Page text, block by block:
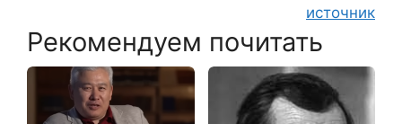
источник
Рекомендуем почитать